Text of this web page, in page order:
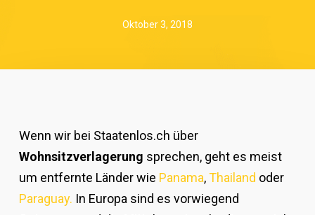
Oktober 3, 2018
Wenn wir bei Staatenlos.ch über
Wohnsitzverlagerung sprechen, geht es meist
um entfernte Länder wie Panama,Thailand oder
Paraguay. In Europa sind es vorwiegend